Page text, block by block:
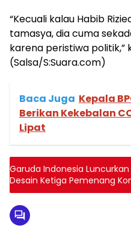
“Kecuali kalau Habib
tamasya, dia cuma
karena peristiwa politik,”
(Salsa/S:Suara.com)
Baca Juga Kepala
Berikan Kekebalan
Lipat
Garuda Indonesia Luncurkan
Desain Ketiga Pemenang
Through The Sky